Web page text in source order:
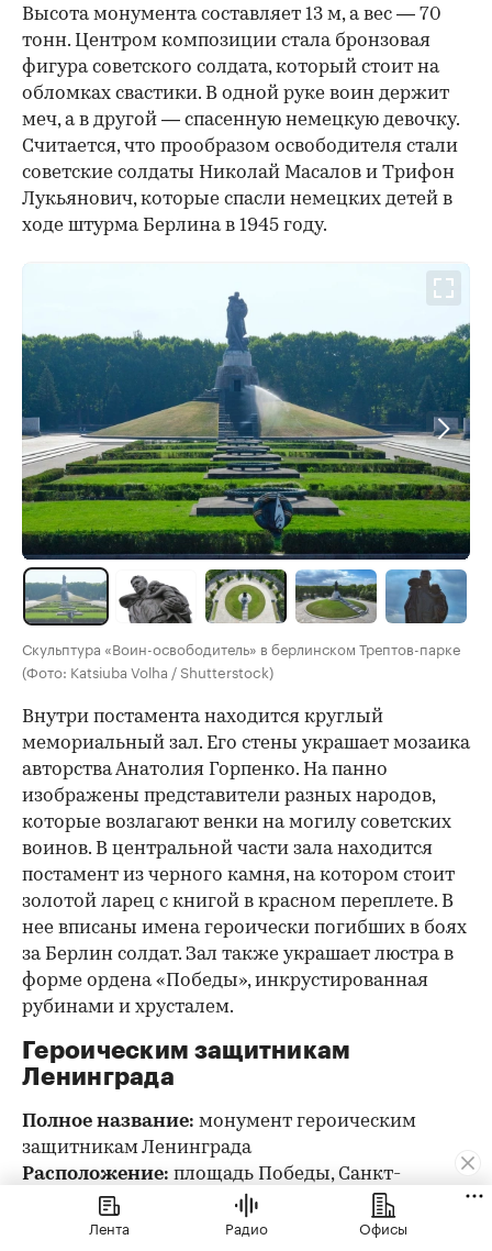
Высота монумента составляет 13 м, а вес — 70
тонн. Центром композиции стала бронзовая
фигура советского солдата, который стоит на
обломках свастики. В одной руке воин держит
меч, а в другой — спасенную немецкую девочку.
Считается, что прообразом освободителя стали
советские солдаты Николай Масалов и Трифон
Лукьянович, которые спасли немецких детей в
ходе штурма Берлина в 1945 году.
Скульптура «Воин-освободитель» в берлинском Трептов-парке
(Фото: Katsiuba Volha / Shutterstock)
Внутри постамента находится круглый
мемориальный зал. Его стены украшает мозаика
авторства Анатолия Горпенко. На панно
изображены представители разных народов,
которые возлагают венки на могилу советских
воинов. В центральной части зала находится
постамент из черного камня, на котором стоит
золотой ларец с книгой в красном переплете. В
нее вписаны имена героически погибших в боях
за Берлин солдат. Зал также украшает люстра в
форме ордена «Победы», инкрустированная
рубинами и хрусталем.
Героическим защитникам
Ленинграда
Полное название: монумент героическим
защитникам Ленинграда
Расположение: площадь Победы, Санкт-
Петербург
Авторы:Валентин Каменский, Сергей
Лента Радио Офисы